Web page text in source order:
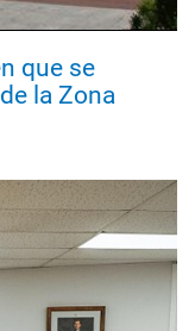
que se
la Zona